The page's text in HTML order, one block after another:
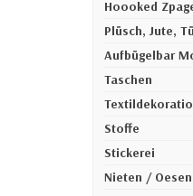
Hoooked
Plüsch, Jute,
Aufbügelbar
Taschen
Stoffe
Stickerei
Nieten /